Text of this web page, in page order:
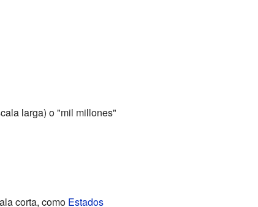
larga) o "mil millones"
corta, como Estados